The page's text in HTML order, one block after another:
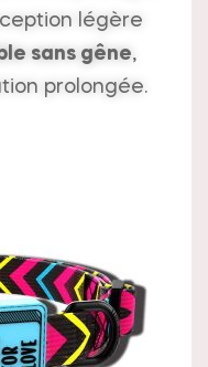
légère
sans gêne,
prolongée.